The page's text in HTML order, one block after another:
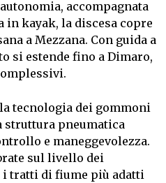
accompagnata
in kayak, la discesa copre
a Mezzana. Con guida a
si estende fino a Dimaro,
tecnologia dei gommoni
struttura pneumatica
e maneggevolezza.
sul livello dei
tratti di fiume più adatti